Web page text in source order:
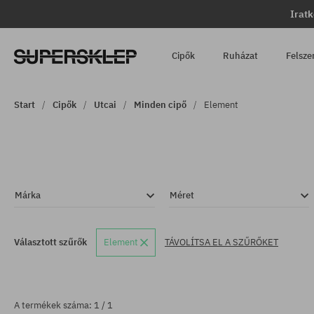
Cipők Ruházat
Start Cipők Utcai Minden cipő Element
Márka Méret
Választott szűrők Element TÁVOLÍTSA EL A SZŰRŐKET
A termékek száma: 1 / 1